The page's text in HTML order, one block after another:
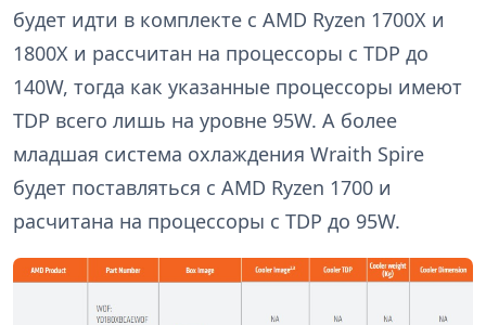
будет идти в комплекте с AMD Ryzen 1700X и
1800X и рассчитан на процессоры с TDP до
140W, тогда как указанные процессоры имеют
TDP всего лишь на уровне 95W. А более
младшая система охлаждения Wraith Spire
будет поставляться с AMD Ryzen 1700 и
расчитана на процессоры с TDP до 95W.